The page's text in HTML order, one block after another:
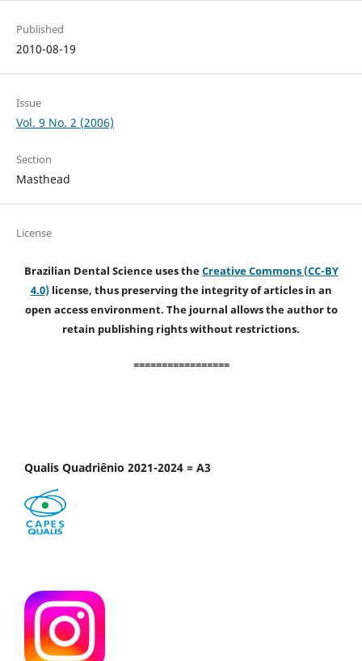
Published
2010-08-19
Issue
Vol. 9 No. 2 (2006)
Section
Masthead
License
Brazilian Dental Science uses theCreative Commons (CC-BY
4.0)license, thus preserving the integrity of articles in an
open access environment. The journal allows the author to
retain publishing rights without restrictions.
=================
Qualis Quadriênio 2021-2024 = A3